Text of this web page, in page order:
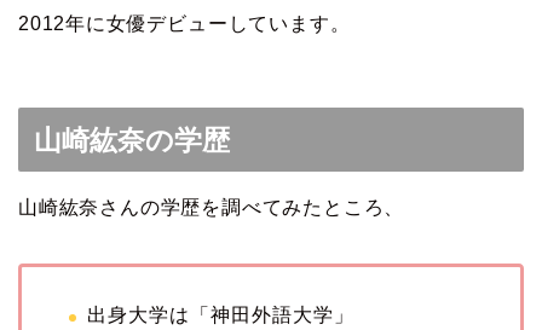
2012年に女優デビューしています。
山崎紘奈の学歴
山崎紘奈さんの学歴を調べてみたところ、
出身大学は「神田外語大学」